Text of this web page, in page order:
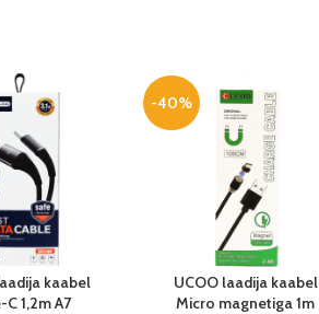
kaabel
C 1,2m A7
-40%
UCOO laadija kaabel
Micro magnetiga 1m